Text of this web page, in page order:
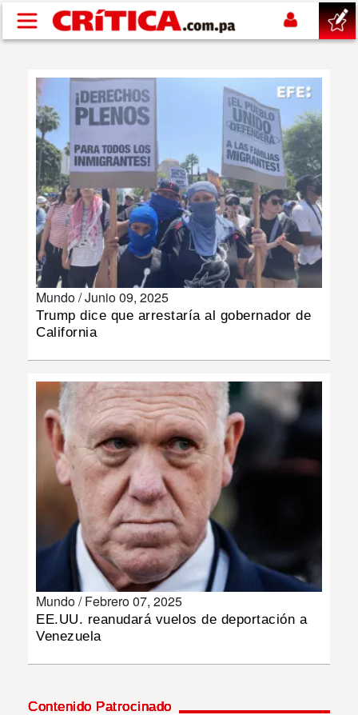
Pasar al contenido principal
SUCESOS
NACIONAL
POLÍTICA
SHOW
DEPORTES
INSÓLITAS
MULTIMEDIA
IMPRESO
Mundo /Junio 09, 2025
Trump dice que arrestaría al gobernador de
California
Mundo /Febrero 07, 2025
EE.UU. reanudará vuelos de deportación a
Venezuela
Contenido Patrocinado